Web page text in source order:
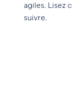
agiles. Lisez
suivre.